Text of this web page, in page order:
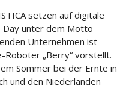
setzen auf digitale
Day unter dem Motto
Unternehmen ist
Roboter „Berry“ vorstellt.
Sommer bei der Ernte in
und den Niederlanden